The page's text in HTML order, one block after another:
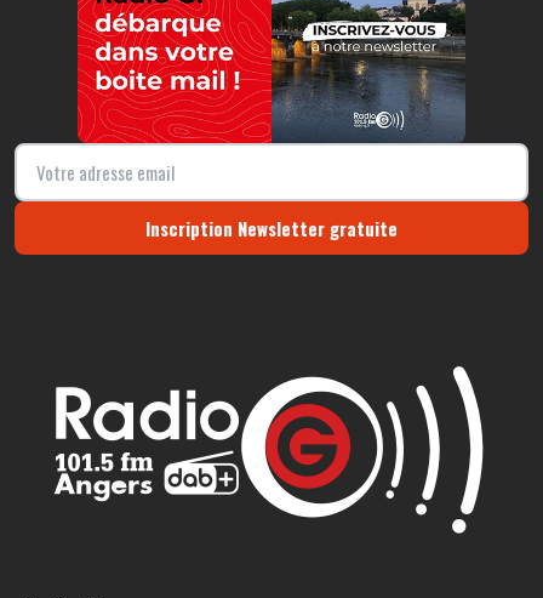
Inscription Newsletter gratuite